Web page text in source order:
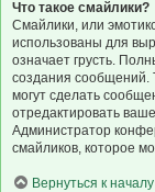
Что такое смайлики?
Смайлики, или
использованы для
означает грусть.
создания сообщений.
могут сделать
отредактировать
Администратор
смайликов, которое
Вернуться к началу